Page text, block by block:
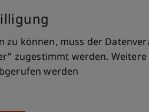
by Jiri Herzan,
zu können, muss der
zugestimmt werden. Weitere
werden